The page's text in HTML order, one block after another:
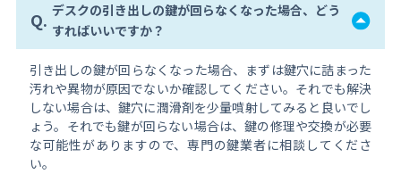
Q. デスクの引き出しの鍵が回らなくなった場合、どう
すればいいですか？
引き出しの鍵が回らなくなった場合、まずは鍵穴に詰まった
汚れや異物が原因でないか確認してください。それでも解決
しない場合は、鍵穴に潤滑剤を少量噴射してみると良いでし
ょう。それでも鍵が回らない場合は、鍵の修理や交換が必要
な可能性がありますので、専門の鍵業者に相談してくださ
い。